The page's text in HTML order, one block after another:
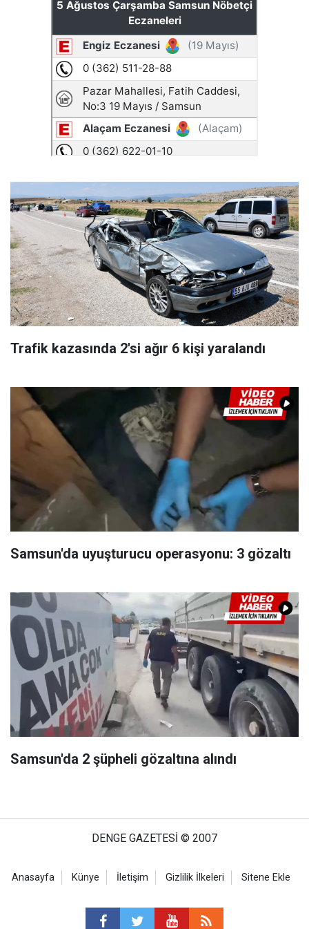
Trafik kazasında 2'si ağır 6 kişi yaralandı
Samsun'da uyuşturucu operasyonu: 3 gözaltı
Samsun'da 2 şüpheli gözaltına alındı
DENGE GAZETESİ © 2007
Anasayfa Künye İletişim Gizlilik İlkeleri Sitene Ekle